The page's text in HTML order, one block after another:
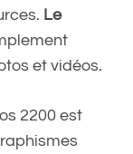
Le
et vidéos.
2200 est